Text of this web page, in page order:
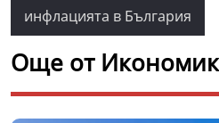
инфлацията в България
Още от